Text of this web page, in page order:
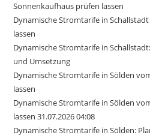
Sonnenkaufhaus prüfen lassen
Dynamische Stromtarife in
lassen
Dynamische Stromtarife in
und Umsetzung
Dynamische Stromtarife in Sölden
lassen
Dynamische Stromtarife in Sölden
lassen 31.07.2026 04:08
Dynamische Stromtarife in Sölden: